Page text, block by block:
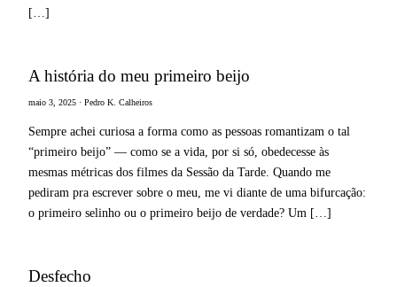
[…]
A história do meu primeiro beijo
maio 3, 2025 · Pedro K. Calheiros
Sempre achei curiosa a forma como as pessoas romantizam o tal
“primeiro beijo” — como se a vida, por si só, obedecesse às
mesmas métricas dos filmes da Sessão da Tarde. Quando me
pediram pra escrever sobre o meu, me vi diante de uma bifurcação:
o primeiro selinho ou o primeiro beijo de verdade? Um […]
Desfecho